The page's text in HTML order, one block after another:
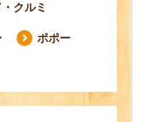
クルミ
ポポー